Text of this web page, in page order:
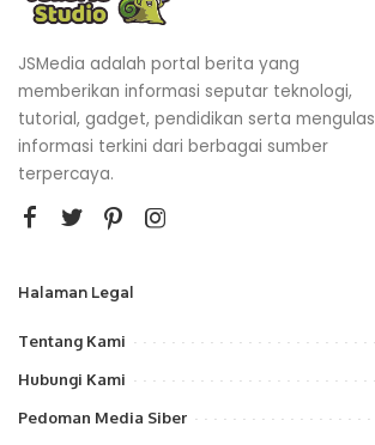
JSMedia adalah portal berita yang
memberikan informasi seputar teknologi,
tutorial, gadget, pendidikan serta mengulas
informasi terkini dari berbagai sumber
terpercaya.
Halaman Legal
Tentang Kami
Hubungi Kami
Pedoman Media Siber